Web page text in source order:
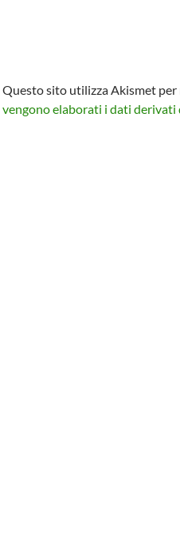
Questo sito utilizza Akismet per
vengono elaborati i dati derivati